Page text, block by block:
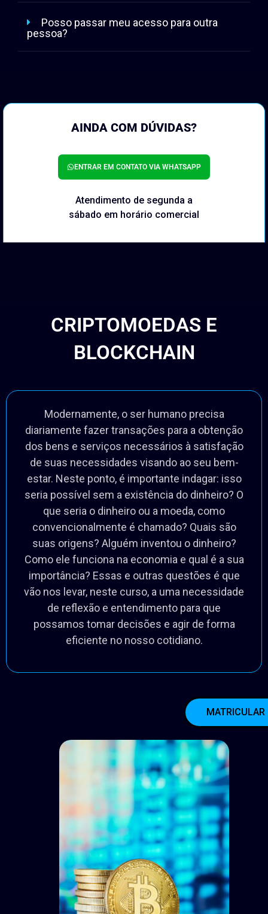
Posso passar meu acesso para outra
pessoa?
AINDA COM DÚVIDAS?
ENTRAR EM CONTATO VIA WHATSAPP
Atendimento de segunda a
sábado em horário comercial
CRIPTOMOEDAS E
BLOCKCHAIN
Modernamente, o ser humano precisa
diariamente fazer transações para a obtenção
dos bens e serviços necessários à satisfação
de suas necessidades visando ao seu bem-
estar. Neste ponto, é importante indagar: isso
seria possível sem a existência do dinheiro? O
que seria o dinheiro ou a moeda, como
convencionalmente é chamado? Quais são
suas origens? Alguém inventou o dinheiro?
Como ele funciona na economia e qual é a sua
importância? Essas e outras questões é que
vão nos levar, neste curso, a uma necessidade
de reflexão e entendimento para que
possamos tomar decisões e agir de forma
eficiente no nosso cotidiano.
MATRICULAR